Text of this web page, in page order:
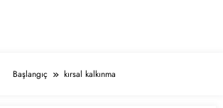
Başlangıç kırsal kalkınma